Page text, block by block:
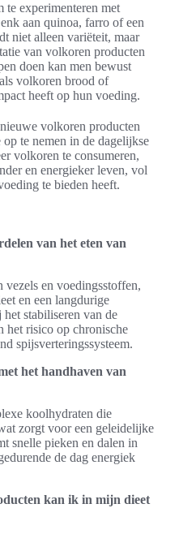
te experimenteren met
aan quinoa, farro of een
niet alleen variëteit, maar
van volkoren producten
doen kan men bewust
volkoren brood of
heeft op hun voeding.
volkoren producten
te nemen in de dagelijkse
volkoren te consumeren,
en energieker leven, vol
te bieden heeft.
van het eten van
en voedingsstoffen,
en een langdurige
stabiliseren van de
het risico op chronische
spijsverteringssysteem.
het handhaven van
koolhydraten die
zorgt voor een geleidelijke
snelle pieken en dalen in
de dag energiek
kan ik in mijn dieet